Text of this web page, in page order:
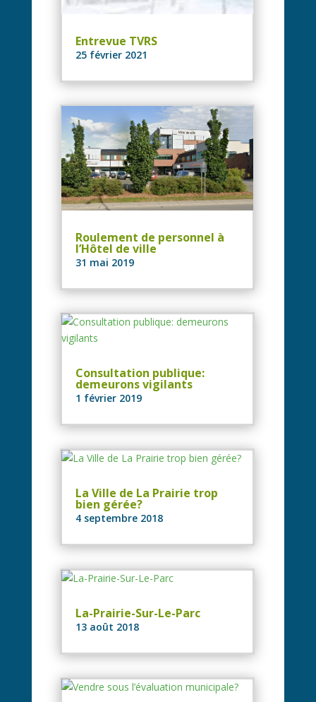
Entrevue TVRS
25 février 2021
Roulement de personnel à
l’Hôtel de ville
31 mai 2019
Consultation publique:
demeurons vigilants
1 février 2019
La Ville de La Prairie trop
bien gérée?
4 septembre 2018
La-Prairie-Sur-Le-Parc
13 août 2018